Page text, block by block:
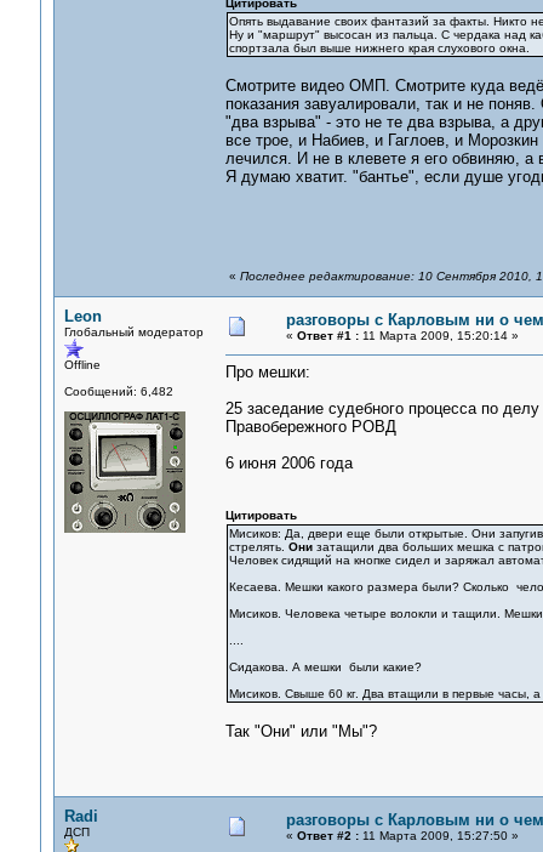
Цитировать
Опять выдавание своих фантазий за факты. Никто
Ну и "маршрут" высосан из пальца. С чердака над
спортзала был выше нижнего края слухового окна.
Смотрите видео ОМП. Смотрите куда
показания завуалировали, так и не
"два взрыва" - это не те два взрыва, а
все трое, и Набиев, и Гаглоев, и
лечился. И не в клевете я его обвиняю, а
Я думаю хватит. "бантье", если душе
« Последнее редактирование: 10 Сентября 2010,
Leon
Глобальный модератор
Offline
Сообщений: 6,482
разговоры с Карловым ни о
« Ответ #1 :11 Марта 2009, 15:20:14 »
Про мешки:
25 заседание судебного процесса по
Правобережного РОВД
6 июня 2006 года
Цитировать
Мисиков: Да, двери еще были открытые. Они
стрелять. Онизатащили два больших мешка с
Человек сидящий на кнопке сидел и заряжал
Кесаева. Мешки какого размера были? Сколько
Мисиков. Человека четыре волокли и тащили.
Сидакова. А мешки были какие?
Мисиков. Свыше 60 кг. Два втащили в первые часы, а
Так "Они" или "Мы"?
Radi
ДСП
разговоры с Карловым ни о
« Ответ #2 :11 Марта 2009, 15:27:50 »